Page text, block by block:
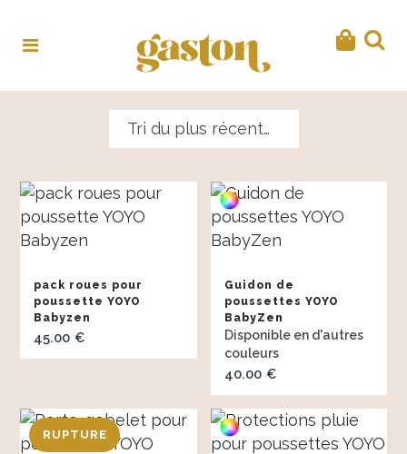
Tri du plus récent au plus ancien
pack roues pour
poussette YOYO
Babyzen
45.00 €
Guidon de
poussettes YOYO
BabyZen
40.00 €